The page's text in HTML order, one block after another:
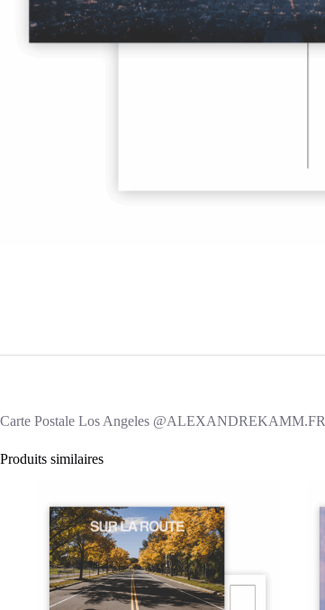
Carte Postale Los Angeles @ALEXANDREKAMM.FR
Produits similaires